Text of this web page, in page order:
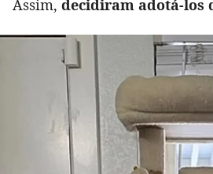
Assim, decidiram adotá-los